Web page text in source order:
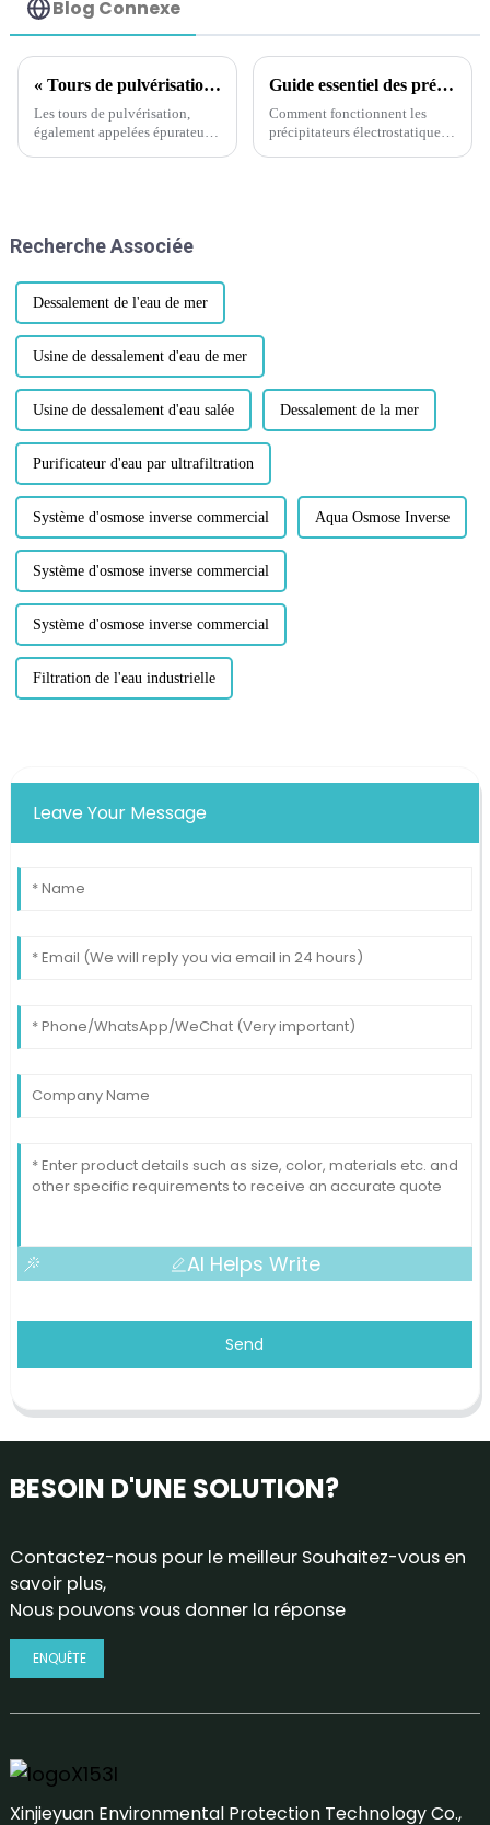
Blog Connexe
« Tours de pulvérisation : l'efficacité imbattable des tours de pulvérisation dans la réduction de la pollution atmosphérique »
Les tours de pulvérisation,
également appelées épurateurs
particules nocifs des émissions
Guide essentiel des précipitateurs électrostatiques : comprendre leur fonctionnalité, leurs avantages, leurs types et leurs applications industrielles
Comment fonctionnent les
précipitateurs électrostatiques ?
Recherche Associée
Dessalement de l'eau de mer
Usine de dessalement d'eau de mer
Usine de dessalement d'eau salée Dessalement de la mer
Purificateur d'eau par ultrafiltration
Système d'osmose inverse commercial Aqua Osmose Inverse
Système d'osmose inverse commercial
Système d'osmose inverse commercial
Filtration de l'eau industrielle
Leave Your Message
AI Helps Write
Send
BESOIN D'UNE SOLUTION?
Contactez-nous pour le meilleur Souhaitez-vous en
savoir plus,
Nous pouvons vous donner la réponse
ENQUÊTE
Xinjieyuan Environmental Protection Technology Co.,